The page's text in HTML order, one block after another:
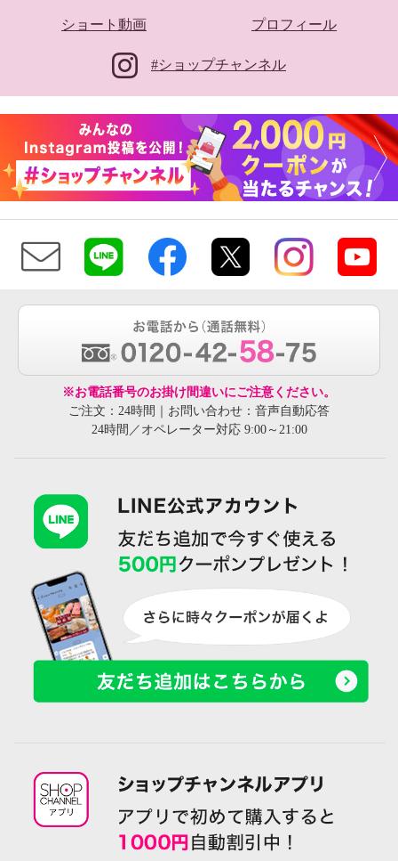
ショート動画 プロフィール
#ショップチャンネル
※お電話番号のお掛け間違いにご注意ください。
ご注文：24時間｜お問い合わせ：音声自動応答
24時間／オペレーター対応 9:00～21:00